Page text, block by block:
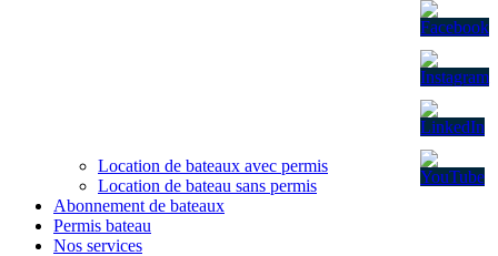
Location de bateaux avec permis
Location de bateau sans permis
Abonnement de bateaux
Permis bateau
Nos services